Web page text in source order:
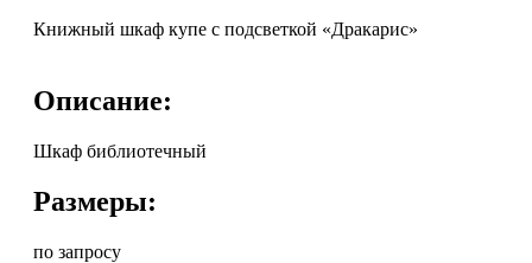
Книжный шкаф купе с подсветкой «Дракарис»
Описание:
Шкаф библиотечный
Размеры:
по запросу